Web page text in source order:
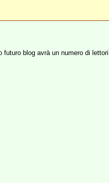
blog avrà un numero di